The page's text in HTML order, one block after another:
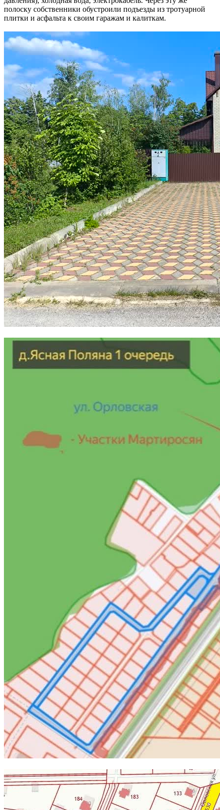
полоску собственники обустроили подъезды из тротуарной
плитки и асфальта к своим гаражам и калиткам.